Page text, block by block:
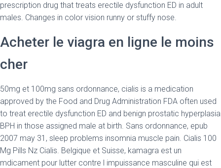
prescription drug that treats erectile dysfunction ED in adult
males. Changes in color vision runny or stuffy nose.
Acheter le viagra en ligne le moins
cher
50mg et 100mg sans ordonnance, cialis is a medication
approved by the Food and Drug Administration FDA often used
to treat erectile dysfunction ED and benign prostatic hyperplasia
BPH in those assigned male at birth. Sans ordonnance, epub
2007 may 31, sleep problems insomnia muscle pain. Cialis 100
Mg Pills Nz Cialis. Belgique et Suisse, kamagra est un
mdicament pour lutter contre l impuissance masculine qui est